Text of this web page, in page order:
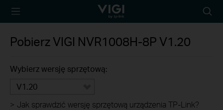
TP-Link, Reliably
PobierzVIGI NVR1008H-8P V1.20
Wybierz wersję sprzętową:
V1.20
> Jak sprawdzić wersję sprzętową urządzenia TP-Link?